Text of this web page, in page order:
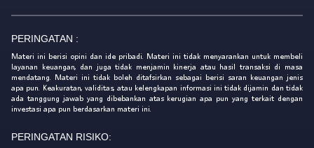
PERINGATAN :
Materi ini berisi opini dan ide pribadi. Materi ini tidak menyarankan untuk membeli
layanan keuangan, dan juga tidak menjamin kinerja atau hasil transaksi di masa
mendatang. Materi ini tidak boleh ditafsirkan sebagai berisi saran keuangan jenis
apa pun. Keakuratan, validitas, atau kelengkapan informasi ini tidak dijamin dan tidak
ada tanggung jawab yang dibebankan atas kerugian apa pun yang terkait dengan
investasi apa pun berdasarkan materi ini.
PERINGATAN RISIKO: